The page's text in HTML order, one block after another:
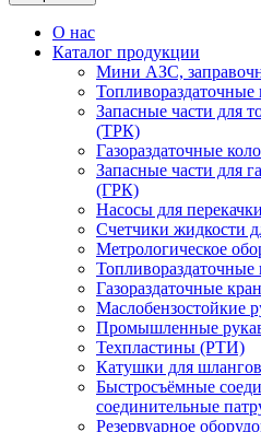
О нас
Каталог продукции
Мини АЗС,
Топливораздаточные
Запасные части для
(ТРК)
Газораздаточные
Запасные части для
(ГРК)
Насосы для
Счетчики жидкости
Метрологическое
Газораздаточные
Маслобензостойкие
Промышленные
Техпластины (РТИ)
Катушки для шлангов
Быстросъёмные
соединительные
Резервуарное